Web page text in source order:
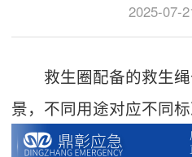
2025-07-
救生圈配备的救生绳
景，不同用途对应不同标